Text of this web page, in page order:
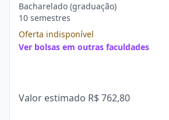
Bacharelado (graduação)
10 semestres
Oferta indisponível
Ver bolsas em outras faculdades
Valor estimado R$ 762,80